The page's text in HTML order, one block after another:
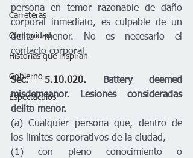
Carreteras
Comunidad
Historias que inspiran
Gobierno
Espectáculos
persona en temor razonable de daño
corporal inmediato, es culpable de un
delito menor. No es necesario el
contacto corporal.
Sec. 5.10.020.
Battery deemed
misdemeanor.
Lesiones consideradas
delito menor.
(a) Cualquier persona que, dentro de
los límites corporativos de la ciudad,
(1) con pleno conocimiento o